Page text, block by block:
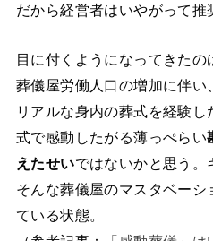
だから経営者はいやがって推
目に付くようになってきたの
葬儀屋労働人口の増加に伴い、
リアルな身内の葬式を経験
式で感動したがる薄っぺらい
えたせいではないかと思う。
そんな葬儀屋のマスタベー
ている状態。